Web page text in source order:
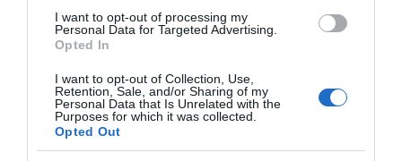
I want to opt-out of processing my
Personal Data for Targeted Advertising.
Opted In
I want to opt-out of Collection, Use,
Retention, Sale, and/or Sharing of my
Personal Data that Is Unrelated with the
Purposes for which it was collected.
Opted Out
próximo domingo 3 de mayo y se disputará hasta el sábado
9 de...